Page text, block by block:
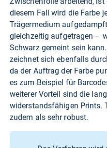
diesem Fall wird die Farbe
Trägermedium
gleichzeitig aufgetragen –
Schwarz gemeint sein
zeichnet sich ebenfalls
da der Auftrag der Farbe
es zum Beispiel für
weiterer Vorteil sind die
widerstandsfähigen Prints.
zudem als sehr robust.